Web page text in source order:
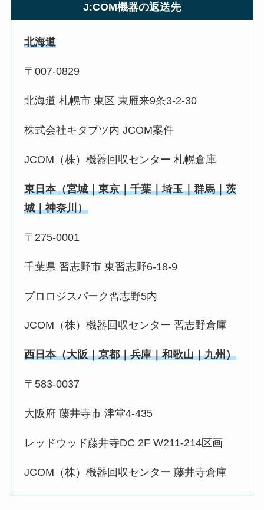
J:COM機器の返送先
北海道
〒007-0829
北海道 札幌市 東区 東雁来9条3-2-30
株式会社キタブツ内 JCOM案件
JCOM（株）機器回収センター 札幌倉庫
東日本（宮城｜東京｜千葉｜埼玉｜群馬｜茨
城｜神奈川）
〒275-0001
千葉県 習志野市 東習志野6-18-9
プロロジスパーク習志野5内
JCOM（株）機器回収センター 習志野倉庫
西日本（大阪｜京都｜兵庫｜和歌山｜九州）
〒583-0037
大阪府 藤井寺市 津堂4-435
レッドウッド藤井寺DC 2F W211-214区画
JCOM（株）機器回収センター 藤井寺倉庫